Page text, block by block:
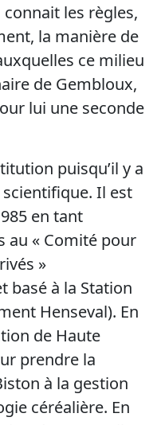
les règles,
la manière de
ce milieu
de Gembloux,
lui une seconde
puisqu’il y a
Il est
en tant
au « Comité pour
»
basé à la Station
Henseval). En
de Haute
prendre la
à la gestion
céréalière. En